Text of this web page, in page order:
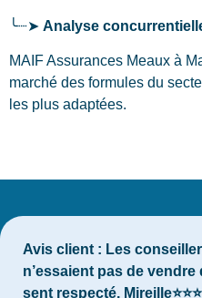
╰┈➤ Analyse
MAIF Assurances Meaux à
marché des formules du
les plus adaptées.
Avis client : Les
n’essaient pas de
sent respecté.